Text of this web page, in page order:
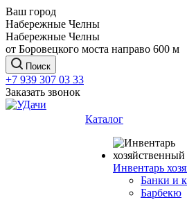
Ваш город
Набережные Челны
Набережные Челны
от Боровецкого моста направо 600 м
Поиск
+7 939 307 03 33
Заказать звонок
Каталог
Инвентарь
Банки и
Барбекю